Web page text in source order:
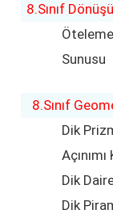
8.Sınıf
Sunusu
8.Sınıf
Dik
Dik
Dik